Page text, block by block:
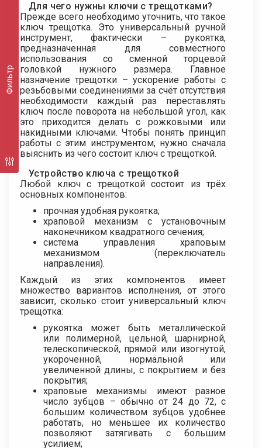
Фильтр
Для чего нужны ключи с трещотками?
Прежде всего необходимо уточнить, что такое
ключ трещотка. Это универсальный ручной
инструмент, фактически – рукоятка,
предназначенная для совместного
использования со сменной торцевой
головкой нужного размера. Главное
назначение трещотки – ускорение работы с
резьбовыми соединениями за счёт отсутствия
необходимости каждый раз переставлять
ключ после поворота на небольшой угол, как
это приходится делать с рожковыми или
накидными ключами. Чтобы понять принцип
работы с этим инструментом, нужно сначала
выяснить из чего состоит ключ с трещоткой.
Устройство ключа с трещоткой
Любой ключ с трещоткой состоит из трёх
основных компонентов:
прочная удобная рукоятка;
храповой механизм с установочным
наконечником квадратного сечения;
система управления храповым
механизмом (переключатель
направления).
Каждый из этих компонентов имеет
множество вариантов исполнения, от этого
зависит, сколько стоит универсальный ключ
трещотка:
рукоятка может быть металлической
или полимерной, цельной, шарнирной,
телескопической, прямой или изогнутой,
укороченной, нормальной или
увеличенной длины, с покрытием и без
покрытия;
храповые механизмы имеют разное
число зубцов – обычно от 24 до 72, с
большим количеством зубцов удобнее
работать, но меньшее их количество
позволяют затягивать с большим
усилием;